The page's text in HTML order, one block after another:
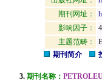
期刊网址：
影响因子：
主题范畴：
期刊简介
3. 期刊名称：